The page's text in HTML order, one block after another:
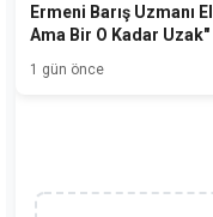
Ermeni Barış Uzmanı
Ama Bir O Kadar Uzak"
1 gün önce